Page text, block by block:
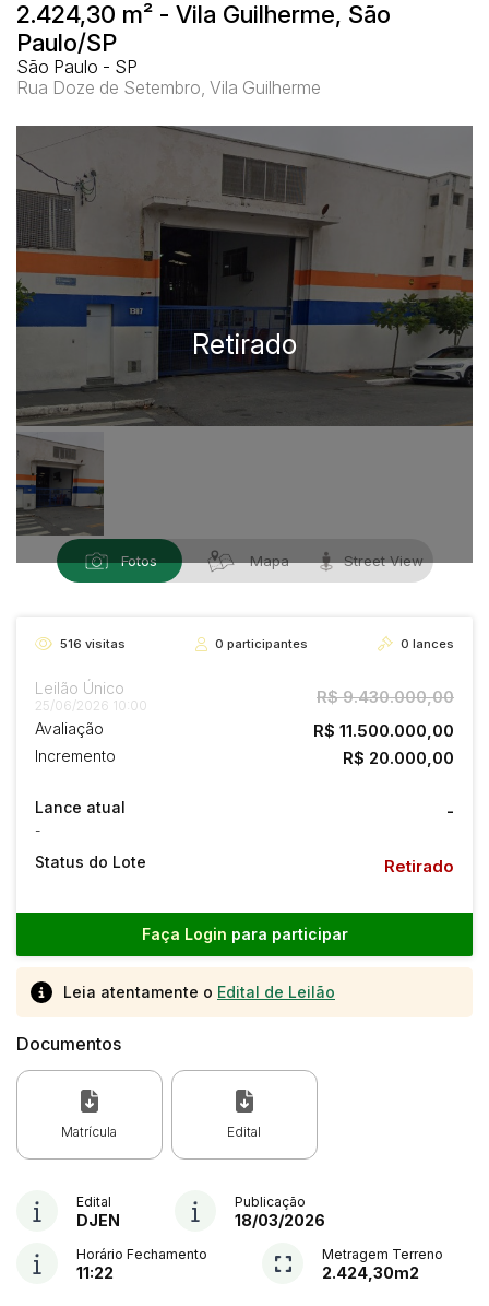
2.424,30 m² - Vila Guilherme, São
Paulo/SP
São Paulo - SP
Rua Doze de Setembro, Vila Guilherme
Fotos Mapa Street View
516 visitas 0 participantes 0 lances
Leilão Único
25/06/2026 10:00 R$ 9.430.000,00
Avaliação R$ 11.500.000,00
Incremento R$ 20.000,00
Lance atual
-
-
Status do Lote Retirado
Faça Login para participar
Leia atentamente o Edital de Leilão
Documentos
Matrícula Edital
Edital
DJEN
Publicação
18/03/2026
Horário Fechamento
11:22
Metragem Terreno
2.424,30m2